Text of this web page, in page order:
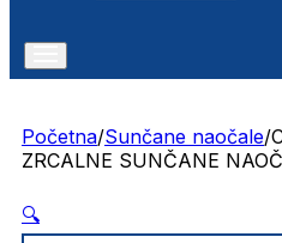
Početna/Sunčane naočale/
ZRCALNE SUNČANE
🔍